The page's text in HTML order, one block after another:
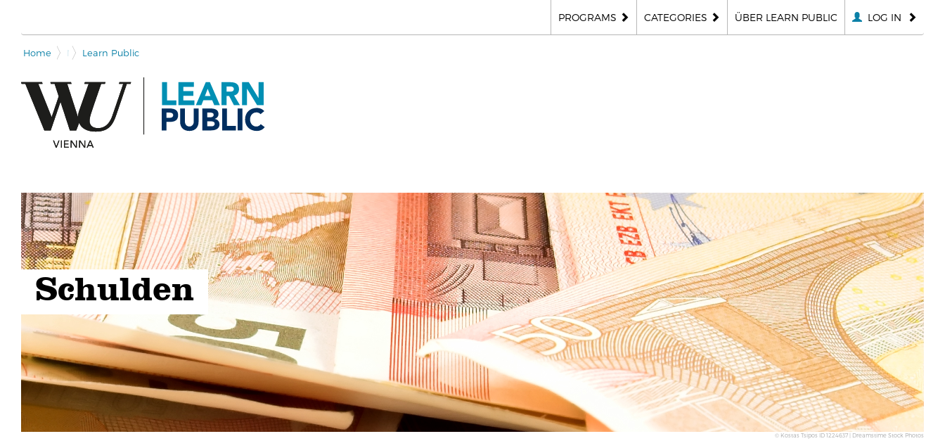
PROGRAMS CATEGORIES ÜBER LEARN PUBLIC LOG IN
Home Module overview
Learn Public
Schulden
© Kostas Tsipos ID 1224637 | Dreamstime Stock Photos